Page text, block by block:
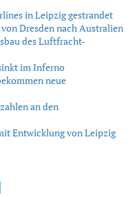
in Leipzig gestrandet
Dresden nach Australien
des Luftfracht-
im Inferno
neue
an den
Entwicklung von Leipzig